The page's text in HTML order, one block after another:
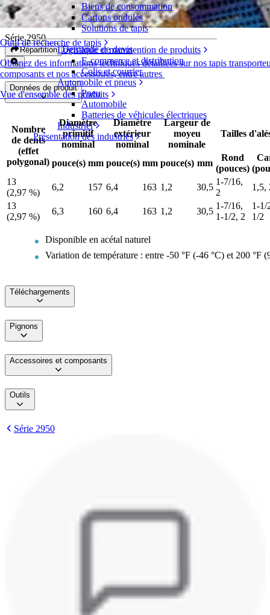
Outil de recherche de tapis
Obtenez des informations techniques détaillées sur nos tapis
composants et nos accessoires, entre autres
Vue d'ensemble des produits
Biens de consommation
Cartons ondulés
Solutions de tapis
Logistique et manutention de produits
E-commerce et distribution
Colis et courrier
Automobile et pneus
Pneu
Automobile
Batteries de véhicules électriques
Industriel
Présentation des industries
Pignons en acétal
Série 2950
Répartition Demande de devis
Données de produit
Nombre
de dents
(effet
polygonal)
Diamètre
primitif
nominal
Diamètre
extérieur
nominal
Largeur de
moyeu
nominale
Tailles
pouce(s) mm pouce(s) mm pouce(s) mm
Rond
(pouces)
13
(2,97 %)
6,2 157 6,4 163 1,2 30,5
1-7/16,
2
1,5,
13
(2,97 %)
6,3 160 6,4 163 1,2 30,5
1-7/16,
1-1/2, 2
1-1/
1/2
Disponible en acétal naturel
Variation de température : entre -50 °F (-46 °C) et 200 °F
Téléchargements
Pignons
Accessoires et composants
Outils
Série 2950